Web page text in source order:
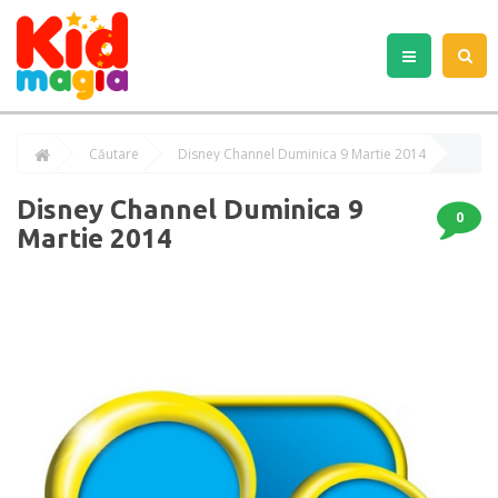
Căutare Disney Channel Duminica 9 Martie 2014
Disney Channel Duminica 9
Martie 2014
0